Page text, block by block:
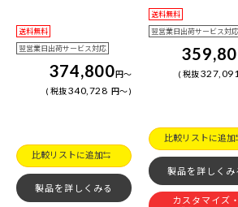
送料無料
翌営業日出荷サービス対応
374,800円～
税抜340,728 円～
比較リストに追加
製品を詳しくみる
送料無料
翌営業日出荷サービス対応
税抜
比較リストに追加
製品を詳しくみ
カスタマイズ